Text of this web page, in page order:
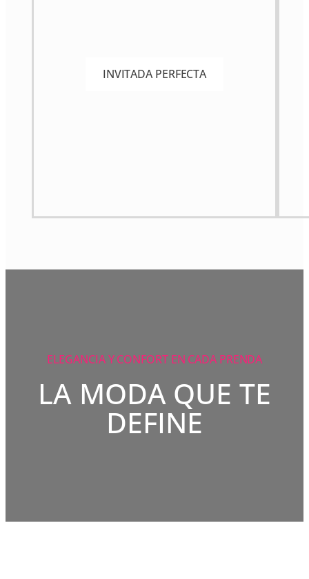
INVITADA PERFECTA
ELEGANCIA Y CONFORT EN CADA PRENDA
LA MODA QUE TE
DEFINE